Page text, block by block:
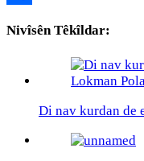
Nivîsên Têkîldar:
Di nav kurdan